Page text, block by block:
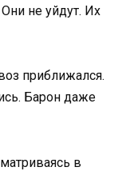
не уйдут. Их
приближался.
Барон даже
в